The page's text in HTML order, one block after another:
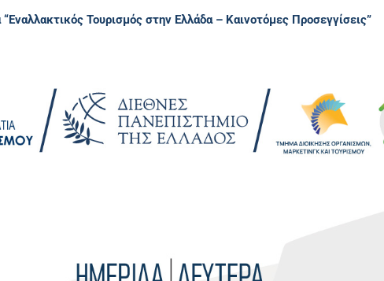
“Εναλλακτικός Τουρισμός στην Ελλάδα – Καινοτόμες Προσεγγίσεις”